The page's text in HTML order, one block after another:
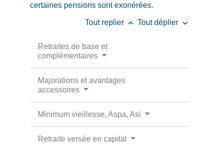
certaines pensions sont exonérées.
Tout replier keyboard_arrow_up Tout déplier keyboard_arrow_down
Retraites de base et
complémentaires
Majorations et avantages
accessoires
Minimum vieillesse, Aspa, Asi
Retraite versée en capital